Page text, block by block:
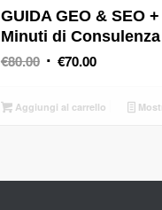
GUIDA GEO & SEO
Minuti di Consulenza
€80.00 Il
originale
€70.00Il
attuale
Aggiungi al carrello